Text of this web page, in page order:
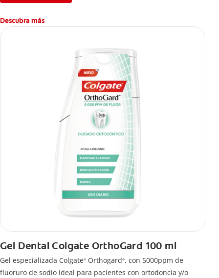
más te gusta.
Descubra más
Gel Dental Colgate OrthoGard 100 ml
Gel especializada Colgate® Orthogard®, con 5000ppm de
fluoruro de sodio ideal para pacientes con ortodoncia y/o